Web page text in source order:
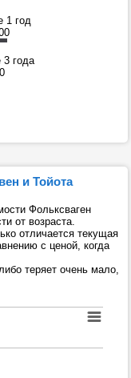
1 год
3 года
и Тойота
Фольксваген
от возраста.
отличается текущая
с ценой, когда
теряет очень мало,